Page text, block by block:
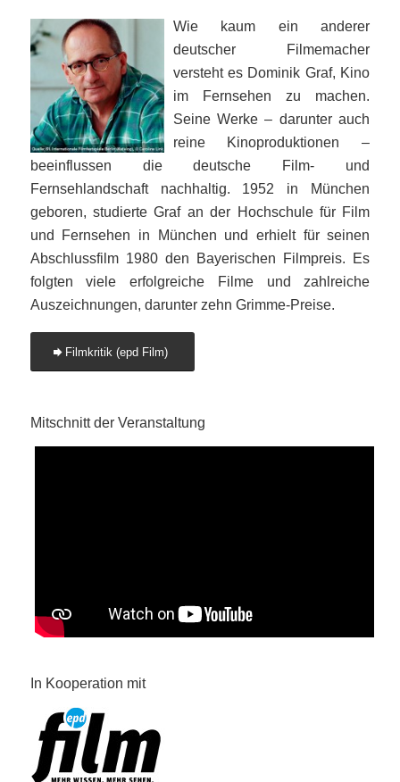
Wie kaum ein anderer
deutscher Filmemacher
versteht es Dominik Graf, Kino
im Fernsehen zu machen.
Seine Werke – darunter auch
reine Kinoproduktionen –
beeinflussen die deutsche Film- und
Fernsehlandschaft nachhaltig. 1952 in München
geboren, studierte Graf an der Hochschule für Film
und Fernsehen in München und erhielt für seinen
Abschlussfilm 1980 den Bayerischen Filmpreis. Es
folgten viele erfolgreiche Filme und zahlreiche
Auszeichnungen, darunter zehn Grimme-Preise.
Filmkritik (epd Film)
Mitschnitt der Veranstaltung
In Kooperation mit